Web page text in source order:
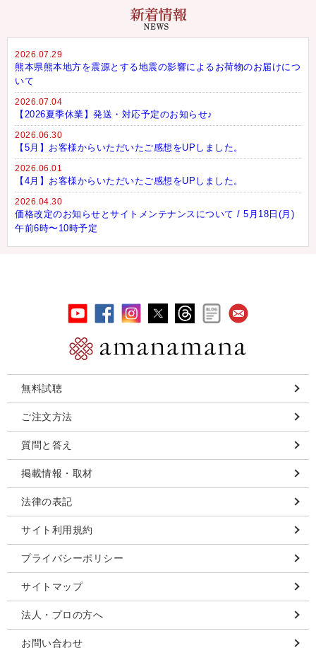
2026.07.29
熊本県熊本地方を震源とする地震の影響によるお荷物のお届けにつ
いて
2026.07.04
【2026夏季休業】発送・対応予定のお知らせ♪
2026.06.30
【5月】お客様からいただいたご感想をUPしました。
2026.06.01
【4月】お客様からいただいたご感想をUPしました。
2026.04.30
価格改定のお知らせとサイトメンテナンスについて / 5月18日(月)
午前6時〜10時予定
無料試聴
ご注文方法
質問と答え
掲載情報・取材
法律の表記
サイト利用規約
プライバシーポリシー
サイトマップ
法人・プロの方へ
お問い合わせ